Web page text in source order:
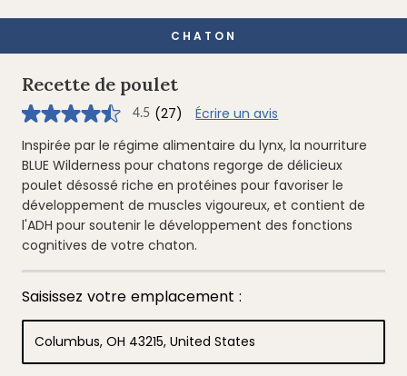
CHATON
Recette de poulet
4.5
sur
5
,
valeur
de
note
moyenne.
Read
27
Reviews.
Lien
la
page.
4.5 (27)
Écrire un avis
Inspirée par le régime alimentaire du lynx, la nourriture
BLUE Wilderness pour chatons regorge de délicieux
poulet désossé riche en protéines pour favoriser le
développement de muscles vigoureux, et contient de
l'ADH pour soutenir le développement des fonctions
cognitives de votre chaton.